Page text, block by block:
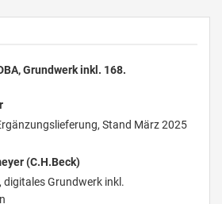
Grundwerk inkl. 168.
Stand März 2025
(C.H.Beck)
Grundwerk inkl.